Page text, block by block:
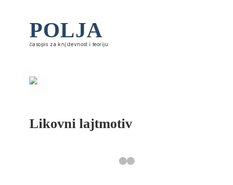
POLJA
časopis za književnost i teoriju
Likovni lajtmotiv